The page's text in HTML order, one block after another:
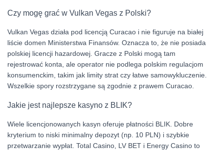
Czy mogę grać w Vulkan Vegas z Polski?
Vulkan Vegas działa pod licencją Curacao i nie figuruje na białej
liście domen Ministerstwa Finansów. Oznacza to, że nie posiada
polskiej licencji hazardowej. Gracze z Polski mogą tam
rejestrować konta, ale operator nie podlega polskim regulacjom
konsumenckim, takim jak limity strat czy łatwe samowykluczenie.
Wszelkie spory rozstrzygane są zgodnie z prawem Curacao.
Jakie jest najlepsze kasyno z BLIK?
Wiele licencjonowanych kasyn oferuje płatności BLIK. Dobre
kryterium to niski minimalny depozyt (np. 10 PLN) i szybkie
przetwarzanie wypłat. Total Casino, LV BET i Energy Casino to